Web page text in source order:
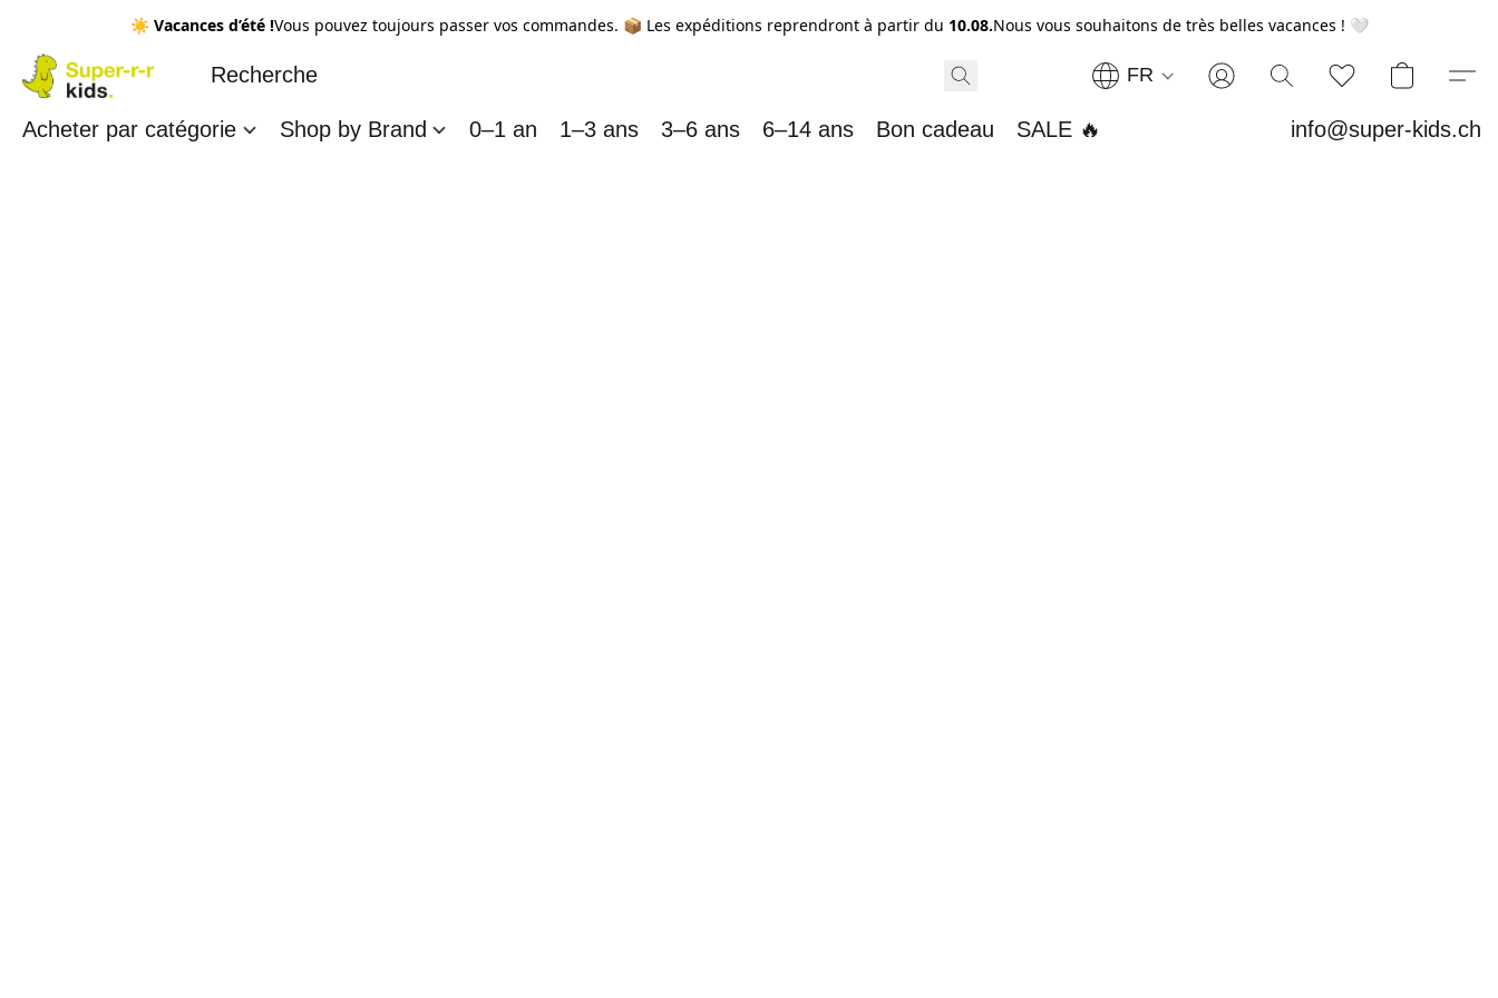
☀️ Vacances d’été !Vous pouvez toujours passer vos commandes. 📦 Les expéditions reprendront à partir du 10.08.Nous vous souhaitons de très belles vacances ! 🤍
FR
Acheter par catégorie Shop by Brand 0–1 an 1–3 ans 3–6 ans 6–14 ans Bon cadeau SALE 🔥 info@super-kids.ch